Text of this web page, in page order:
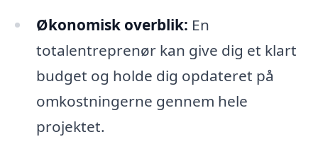
Økonomisk overblik: En
totalentreprenør kan give dig et klart
budget og holde dig opdateret på
omkostningerne gennem hele
projektet.